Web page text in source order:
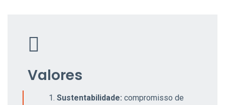
Valores
Sustentabilidade: compromisso de